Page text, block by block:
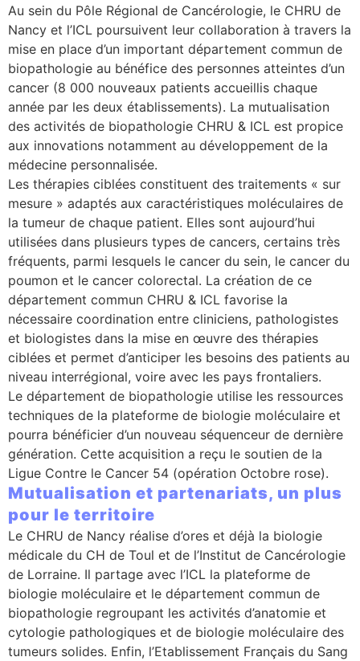
Au sein du Pôle Régional de Cancérologie, le CHRU de
Nancy et l’ICL poursuivent leur collaboration à travers la
mise en place d’un important département commun de
biopathologie au bénéfice des personnes atteintes d’un
cancer (8 000 nouveaux patients accueillis chaque
année par les deux établissements). La mutualisation
des activités de biopathologie CHRU & ICL est propice
aux innovations notamment au développement de la
médecine personnalisée.
Les thérapies ciblées constituent des traitements « sur
mesure » adaptés aux caractéristiques moléculaires de
la tumeur de chaque patient. Elles sont aujourd’hui
utilisées dans plusieurs types de cancers, certains très
fréquents, parmi lesquels le cancer du sein, le cancer du
poumon et le cancer colorectal. La création de ce
département commun CHRU & ICL favorise la
nécessaire coordination entre cliniciens, pathologistes
et biologistes dans la mise en œuvre des thérapies
ciblées et permet d’anticiper les besoins des patients au
niveau interrégional, voire avec les pays frontaliers.
Le département de biopathologie utilise les ressources
techniques de la plateforme de biologie moléculaire et
pourra bénéficier d’un nouveau séquenceur de dernière
génération. Cette acquisition a reçu le soutien de la
Ligue Contre le Cancer 54 (opération Octobre rose).
Mutualisation et partenariats, un plus
pour le territoire
Le CHRU de Nancy réalise d’ores et déjà la biologie
médicale du CH de Toul et de l’Institut de Cancérologie
de Lorraine. Il partage avec l’ICL la plateforme de
biologie moléculaire et le département commun de
biopathologie regroupant les activités d’anatomie et
cytologie pathologiques et de biologie moléculaire des
tumeurs solides. Enfin, l’Etablissement Français du Sang